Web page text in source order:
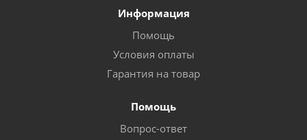
Информация
Помощь
Условия оплаты
Гарантия на товар
Помощь
Вопрос-ответ